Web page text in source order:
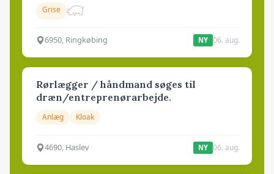
Grise
6950, Ringkøbing NY 06. aug.
Rørlægger / håndmand søges til
dræn/entreprenørarbejde.
Anlæg Kloak
4690, Haslev NY 06. aug.